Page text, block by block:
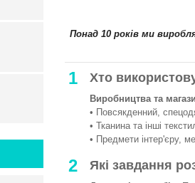
Понад 10 років ми
1 Хто
Виробництва та
• Повсякденний,
• Тканина та інші
• Предмети інтер'єру,
2 Які завдання